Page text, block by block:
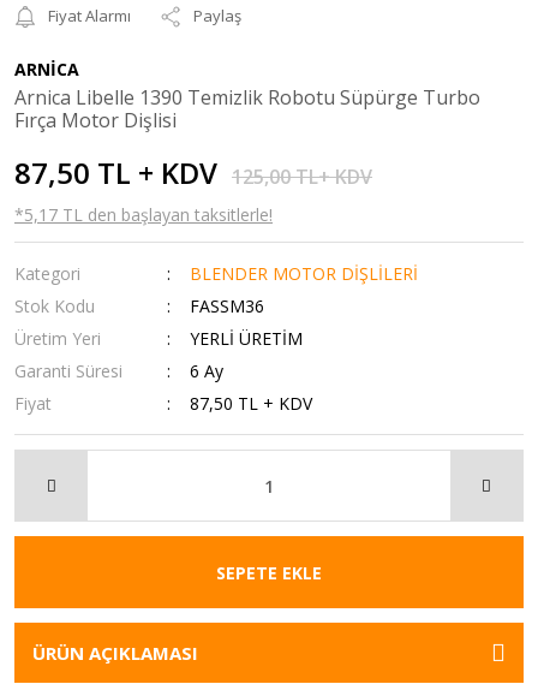
Fiyat Alarmı
Paylaş
ARNİCA
Arnica Libelle 1390 Temizlik Robotu Süpürge Turbo
Fırça Motor Dişlisi
87,50 TL + KDV 125,00 TL+ KDV
*5,17 TL den başlayan taksitlerle!
Kategori
BLENDER MOTOR DİŞLİLERİ
Stok Kodu
FASSM36
Üretim Yeri
YERLİ ÜRETİM
Garanti Süresi
6 Ay
Fiyat
87,50 TL + KDV
SEPETE EKLE
ÜRÜN AÇIKLAMASI